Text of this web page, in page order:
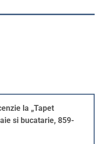
la „Tapet
si bucatarie, 859-